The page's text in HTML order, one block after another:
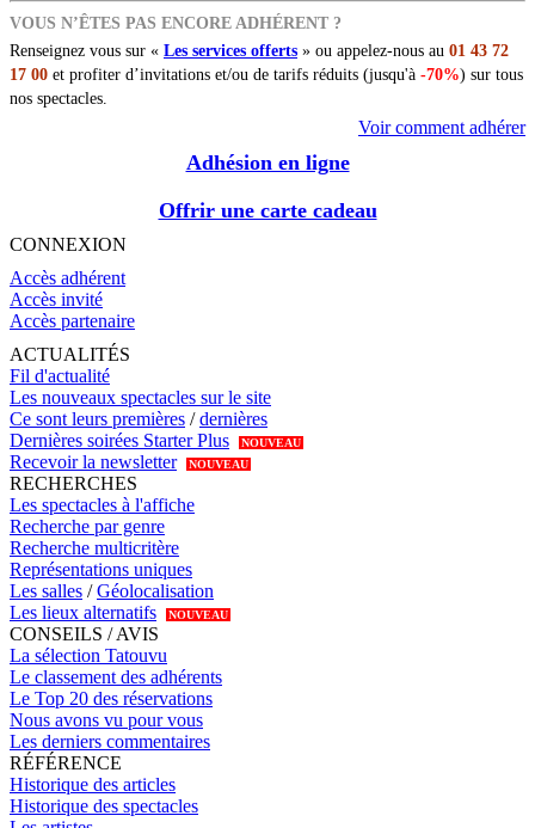
VOUS N’ÊTES PAS ENCORE ADHÉRENT ?
Renseignez vous sur « Les services offerts » ou appelez-nous au 01 43 72
17 00 et profiter d’invitations et/ou de tarifs réduits (jusqu'à -70%) sur tous
nos spectacles.
Voir comment adhérer
Adhésion en ligne
Offrir une carte cadeau
CONNEXION
Accès adhérent
Accès invité
Accès partenaire
ACTUALITÉS
Fil d'actualité
Les nouveaux spectacles sur le site
Ce sont leurs premières /dernières
Dernières soirées Starter Plus
NOUVEAU
Recevoir la newsletter NOUVEAU
RECHERCHES
Les spectacles à l'affiche
Recherche par genre
Recherche multicritère
Représentations uniques
Les salles /Géolocalisation
Les lieux alternatifs
NOUVEAU
CONSEILS / AVIS
La sélection Tatouvu
Le classement des adhérents
Le Top 20 des réservations
Nous avons vu pour vous
Les derniers commentaires
RÉFÉRENCE
Historique des articles
Historique des spectacles